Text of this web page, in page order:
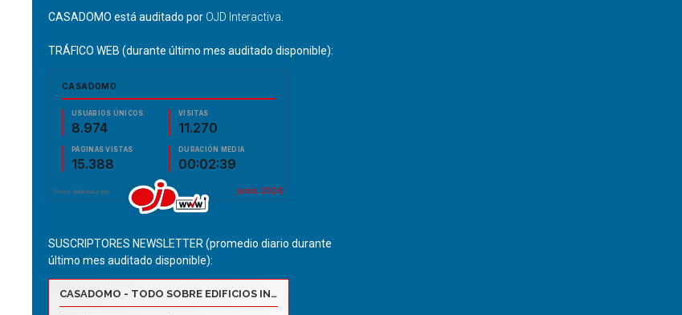
CASADOMO está auditado por OJD Interactiva
TRÁFICO WEB (durante último mes auditado disponible):
SUSCRIPTORES NEWSLETTER (promedio diario durante
último mes auditado disponible):